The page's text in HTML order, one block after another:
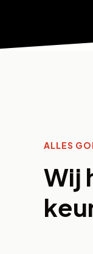
ALLES
Wij